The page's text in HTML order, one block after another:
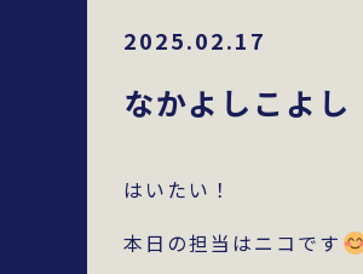
2025.02.17
なかよしこよし
はいたい！
本日の担当はニコです